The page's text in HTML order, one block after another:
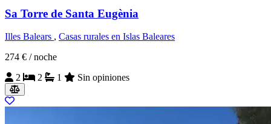
Sa Torre de Santa Eugènia
Illes Balears , Casas rurales en Islas Baleares
274 € / noche
2
2 1 Sin opiniones